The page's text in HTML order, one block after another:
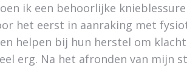
ik een behoorlijke
het eerst in aanraking met
helpen bij hun herstel om
erg. Na het afronden van mijn